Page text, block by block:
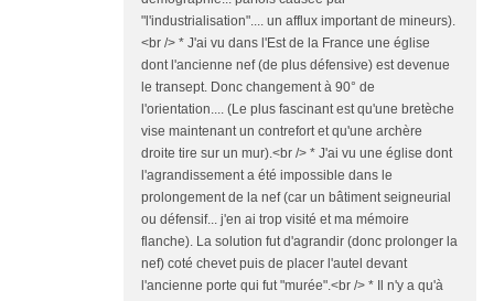
"l'industrialisation".... un afflux important de mineurs).
<br /> * J'ai vu dans l'Est de la France une église
dont l'ancienne nef (de plus défensive) est devenue
le transept. Donc changement à 90° de
l'orientation.... (Le plus fascinant est qu'une bretèche
vise maintenant un contrefort et qu'une archère
droite tire sur un mur).<br /> * J'ai vu une église dont
l'agrandissement a été impossible dans le
prolongement de la nef (car un bâtiment seigneurial
ou défensif... j'en ai trop visité et ma mémoire
flanche). La solution fut d'agrandir (donc prolonger la
nef) coté chevet puis de placer l'autel devant
l'ancienne porte qui fut "murée".<br /> * Il n'y a qu'à